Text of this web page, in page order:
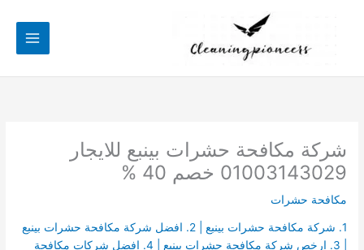
شركة مكافحة حشرات بينبع للايجار
01003143029 خصم 40 %
مكافحة حشرات
1. شركة مكافحة حشرات بينبع | 2. افضل شركة مكافحة حشرات بينبع
| 3. ارخص شركة مكافحة حشرات بينبع | 4. افضل شركات مكافحة